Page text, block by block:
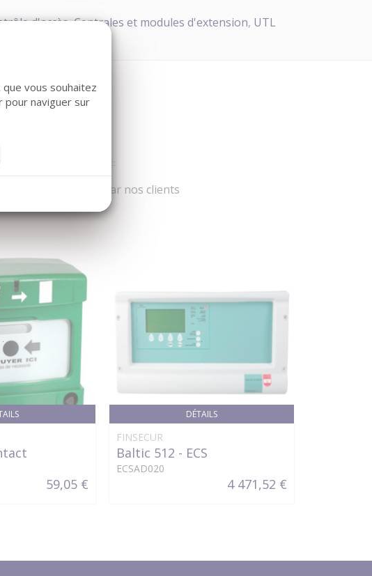
d'accès,Centrales et modules d'extension, UTL
plébiscités par nos clients
59,05 €
DÉTAILS
FINSECUR
Baltic 512 - ECS
ECSAD020
4 471,52 €
vous souhaitez
pour naviguer sur